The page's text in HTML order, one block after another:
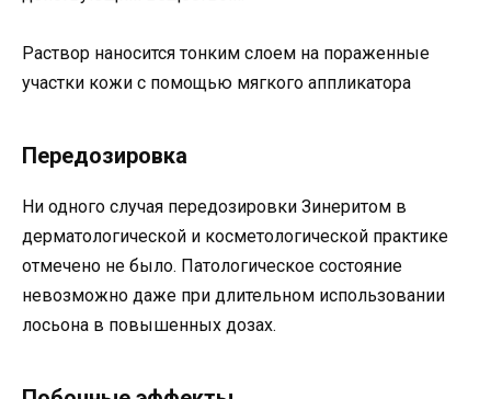
Раствор наносится тонким слоем на пораженные
участки кожи с помощью мягкого аппликатора
Передозировка
Ни одного случая передозировки Зинеритом в
дерматологической и косметологической практике
отмечено не было. Патологическое состояние
невозможно даже при длительном использовании
лосьона в повышенных дозах.